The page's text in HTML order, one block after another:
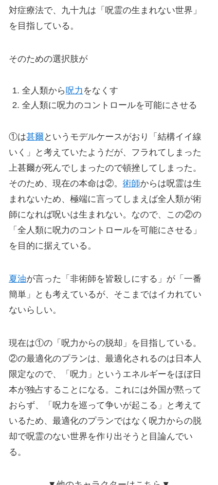
対症療法で、九十九は「呪霊の生まれない世界」
を目指している。
そのための選択肢が
全人類から呪力 をなくす
全人類に呪力のコントロールを可能にさせる
①は甚爾 というモデルケースがおり「結構イイ線
いく」と考えていたようだが、フラれてしまった
上甚爾が死んでしまったので頓挫してしまった。
そのため、現在の本命は②。 術師からは呪霊は生
まれないため、極端に言ってしまえば全人類が術
師になれば呪いは生まれない。なので、この②の
「全人類に呪力のコントロールを可能にさせる」
を目的に据えている。
夏油が言った「非術師を皆殺しにする」が「一番
簡単」とも考えているが、そこまではイカれてい
ないらしい。
現在は①の「呪力からの脱却」を目指している。
②の最適化のプランは、最適化されるのは日本人
限定なので、「呪力」というエネルギーをほぼ日
本が独占することになる。これには外国が黙って
おらず、「呪力を巡って争いが起こる」と考えて
いるため、最適化のプランではなく呪力からの脱
却で呪霊のない世界を作り出そうと目論んでい
る。